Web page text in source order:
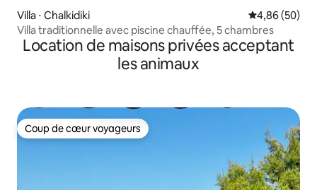
Villa ⋅ Chalkidiki Évaluation
4,86 (50)
Villa traditionnelle avec piscine chauffée, 5 chambres
Location de maisons privées acceptant
les animaux
Coup de cœur voyageurs
Coup de cœur voyageurs